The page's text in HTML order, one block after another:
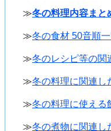
≫冬の料理内容まと
≫冬の食材 50音順
≫冬のレシピ等の関
≫冬の料理に関連し
≫冬の料理に使える
≫冬の煮物に関連し